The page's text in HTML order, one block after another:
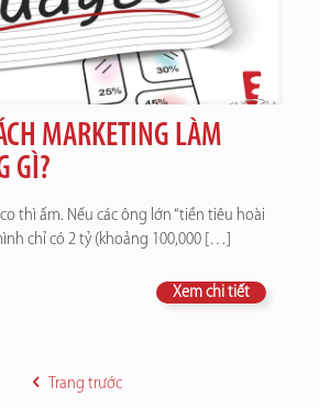
MARKETING LÀM
GÌ?
thì ấm. Nếu các ông lớn “tiền tiêu hoài
chỉ có 2 tỷ (khoảng 100,000[…]
Xem chi tiết
Trang trước